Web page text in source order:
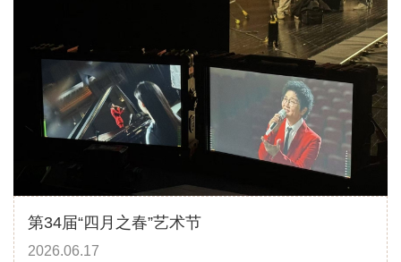
第34届“四月之春”艺术节
2026.06.17